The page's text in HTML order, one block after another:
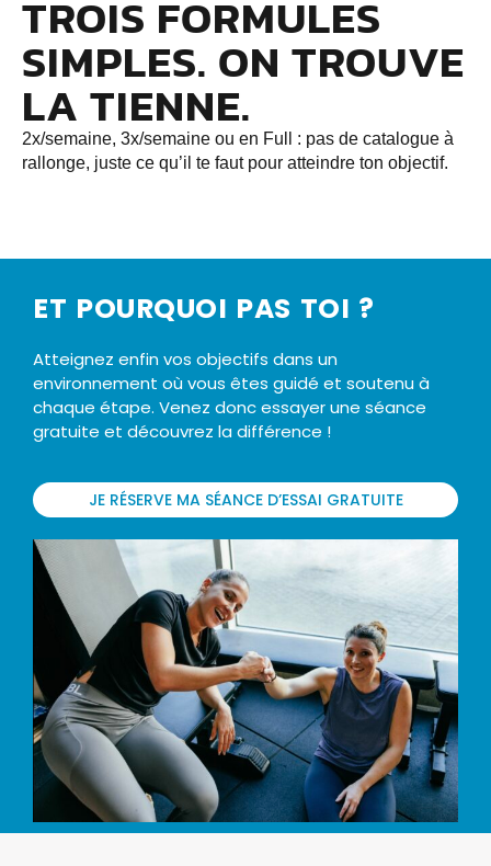
TROIS FORMULES
SIMPLES. ON TROUVE
LA TIENNE.
2x/semaine, 3x/semaine ou en Full : pas de catalogue à
rallonge, juste ce qu’il te faut pour atteindre ton objectif.
ET POURQUOI PAS TOI ?
Atteignez enfin vos objectifs dans un
environnement où vous êtes guidé et soutenu à
chaque étape. Venez donc essayer une séance
gratuite et découvrez la différence !
JE RÉSERVE MA SÉANCE D’ESSAI GRATUITE